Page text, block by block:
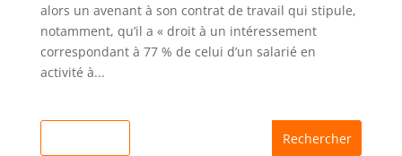
alors un avenant à son contrat de travail qui stipule,
notamment, qu’il a « droit à un intéressement
correspondant à 77 % de celui d’un salarié en
activité à...